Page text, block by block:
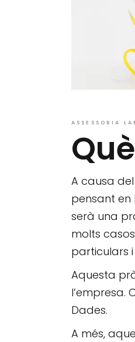
ASSESSORIA
A causa
pensant en
serà una
molts
particulars
Aquesta
l’empresa.
Dades.
A més,